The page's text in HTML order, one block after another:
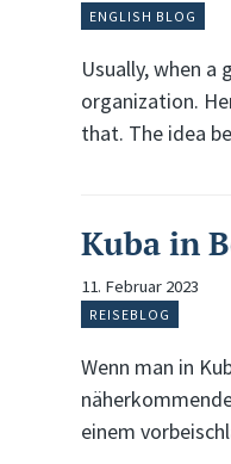
ENGLISH BLOG
Usually, when
organization.
that. The idea
Kuba in
11. Februar 2023
REISEBLOG
Wenn man in
einem